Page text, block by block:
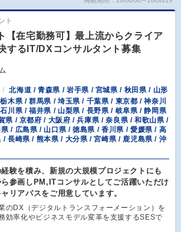
ト
【在宅勤務可】最上流からクライア
するIT/DXコンサルタント募集
北海道 / 青森県 / 岩手県 / 宮城県 / 秋田県 / 山形
木県 / 群馬県 / 埼玉県 / 千葉県 / 東京都 / 神奈川
川県 / 福井県 / 山梨県 / 長野県 / 岐阜県 / 静岡県
県 / 京都府 / 大阪府 / 兵庫県 / 奈良県 / 和歌山県 /
/ 広島県 / 山口県 / 徳島県 / 香川県 / 愛媛県 / 高
/ 長崎県 / 熊本県 / 大分県 / 宮崎県 / 鹿児島県 / 沖
験を積み、新規の大規模プロジェクトにも
参画しPM,ITコンサルとしてご活躍いただけ
リアパスをご用意しています。
のDX（デジタルトランスフォーメーション）を
効率化やビジネスモデル変革を支援するSESで